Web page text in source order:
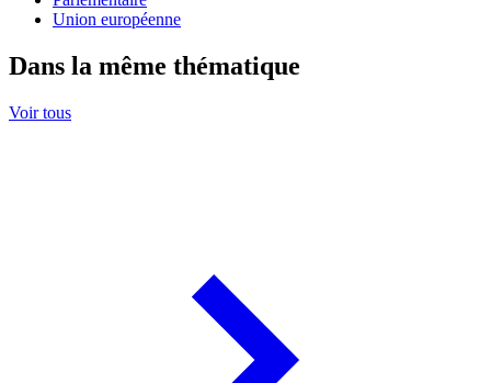
Union européenne
Dans la même thématique
Voir tous